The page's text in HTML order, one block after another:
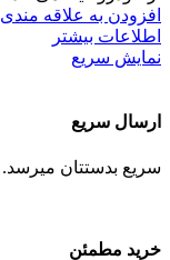
افزودن به علاقه مندی
اطلاعات بیشتر
نمایش سریع
ارسال سریع
سریع بدستتان میرسد.
خرید مطمئن